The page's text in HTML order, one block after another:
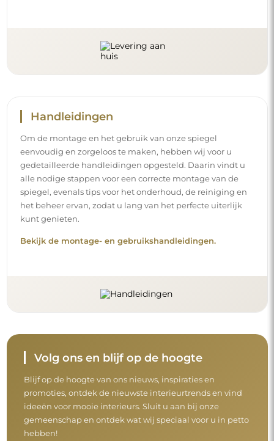
Handleidingen
Om de montage en het gebruik van onze spiegel
eenvoudig en zorgeloos te maken, hebben wij voor u
gedetailleerde handleidingen opgesteld. Daarin vindt u
alle nodige stappen voor een correcte montage van de
spiegel, evenals tips voor het onderhoud, de reiniging en
het beheer ervan, zodat u lang van het perfecte uiterlijk
kunt genieten.
Bekijk de montage- en gebruikshandleidingen.
Volg ons en blijf op de hoogte
Blijf op de hoogte van ons nieuws, inspiraties en
promoties, ontdek de nieuwste interieurtrends en vind
ideeën voor mooie interieurs. Sluit u aan bij onze
gemeenschap en ontdek wat wij speciaal voor u in petto
hebben!